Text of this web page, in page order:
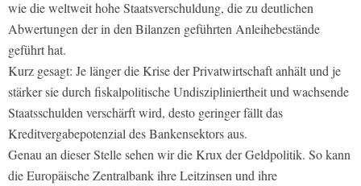
wie die weltweit hohe Staatsverschuldung, die zu deutlichen
Abwertungen der in den Bilanzen geführten Anleihebestände
geführt hat.
Kurz gesagt: Je länger die Krise der Privatwirtschaft anhält und je
stärker sie durch fiskalpolitische Undiszipliniertheit und wachsende
Staatsschulden verschärft wird, desto geringer fällt das
Kreditvergabepotenzial des Bankensektors aus.
Genau an dieser Stelle sehen wir die Krux der Geldpolitik. So kann
die Europäische Zentralbank ihre Leitzinsen und ihre